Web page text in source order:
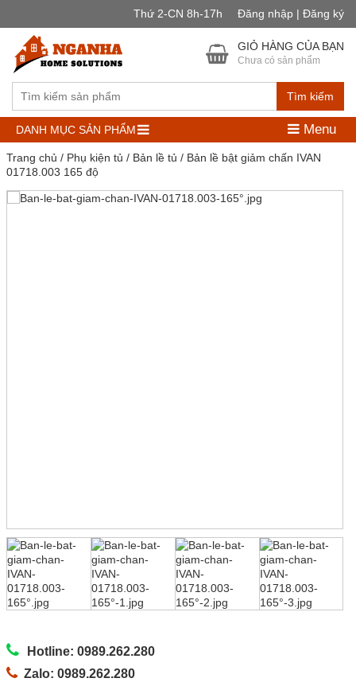
Thứ 2-CN 8h-17h Đăng nhập | Đăng ký
Tìm kiếm
GIỎ HÀNG CỦA BẠN
Chưa có sản phẩm
DANH MỤC SẢN PHẨM Menu
Trang chủ / Phụ kiện tủ / Bản lề tủ / Bản lề bật giảm chấn IVAN
01718.003 165 độ
Hotline: 0989.262.280
Zalo: 0989.262.280